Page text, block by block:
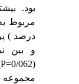
بود.
درصد )
و بین
P=)،
مجموعه